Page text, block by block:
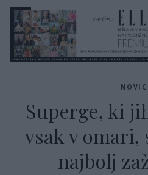
Superge, ki
vsak v omari,
najbolj